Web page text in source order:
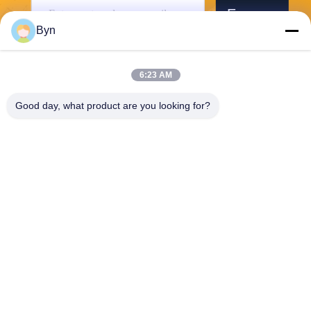
Envoyer
Byn
6:23 AM
Good day, what product are you looking for?